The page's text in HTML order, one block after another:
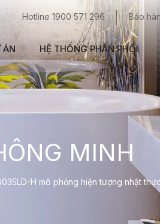
Hotline 1900 571 296 Bảo
ÁN HỆ THỐNG PHÂN PHỐI
MINH
H mô phỏng hiện tượng nhật thực